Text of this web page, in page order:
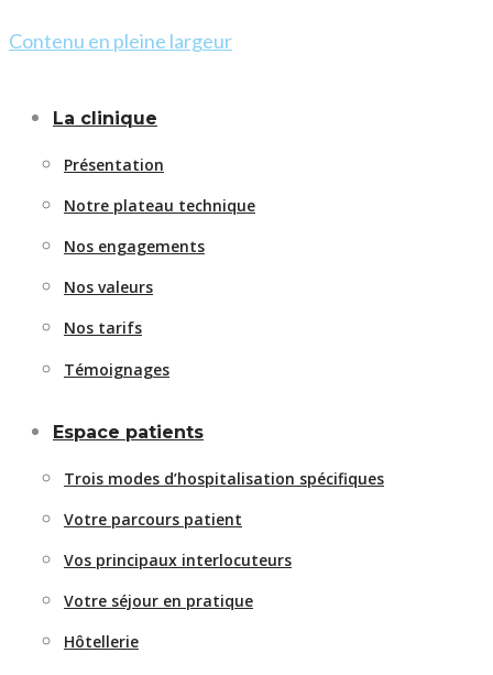
Contenu en pleine largeur
La clinique
Présentation
Notre plateau technique
Nos engagements
Nos valeurs
Nos tarifs
Témoignages
Espace patients
Trois modes d’hospitalisation spécifiques
Votre parcours patient
Vos principaux interlocuteurs
Votre séjour en pratique
Hôtellerie